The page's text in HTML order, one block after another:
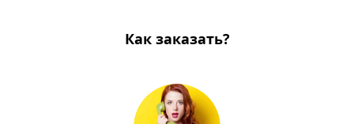
Как заказать?